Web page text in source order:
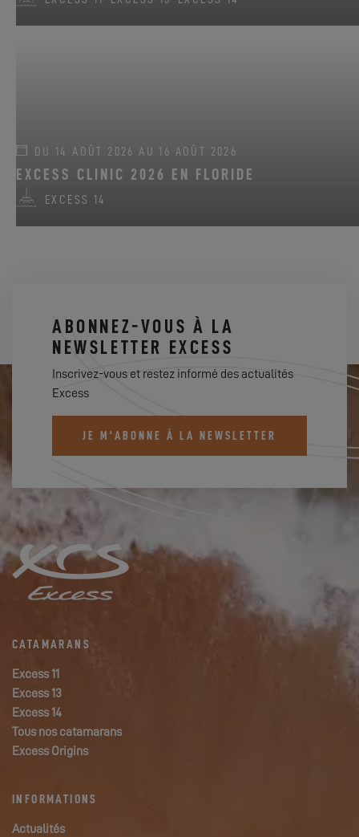
DU 14 AOÛT 2026 AU 16 AOÛT 2026
EXCESS CLINIC 2026 EN FLORIDE
EXCESS 14
ABONNEZ-VOUS À LA
NEWSLETTER EXCESS
Inscrivez-vous et restez informé des actualités
Excess
JE M'ABONNE À LA NEWSLETTER
CATAMARANS
Excess 11
Excess 13
Excess 14
Tous nos catamarans
Excess Origins
INFORMATIONS
Actualités